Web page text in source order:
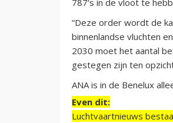
“Deze order wordt de
binnenlandse vluchten
2030 moet het aantal
gestegen zijn ten
ANA is in de Benelux
Even dit:
Luchtvaartnieuws